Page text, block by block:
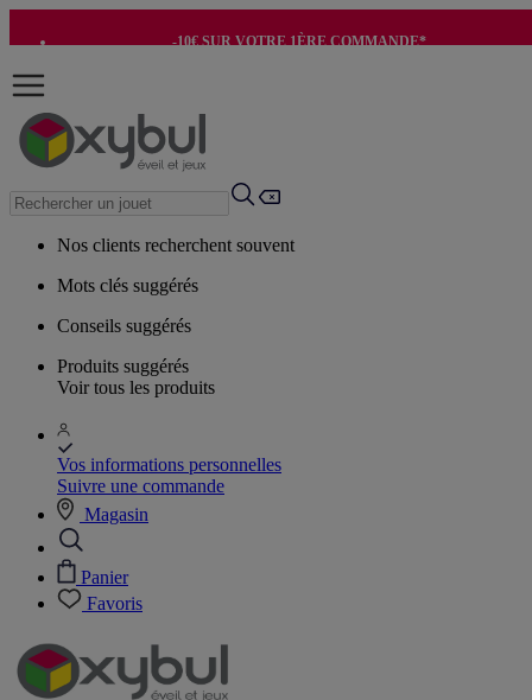
-10€ SUR VOTRE 1ÈRE COMMANDE*
Nos clients recherchent souvent
Mots clés suggérés
Conseils suggérés
Produits suggérés
Voir tous les produits
Vos informations personnelles
Suivre une commande
Magasin
Panier
Favoris